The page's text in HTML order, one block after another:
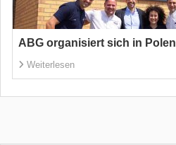
ABG organisiert sich in Polen
Weiterlesen